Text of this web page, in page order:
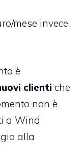
mese invece
è
clienti che
non è
a Wind
alla